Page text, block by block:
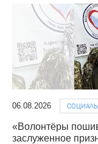
06.08.2026
«Волонтёры
заслуженное